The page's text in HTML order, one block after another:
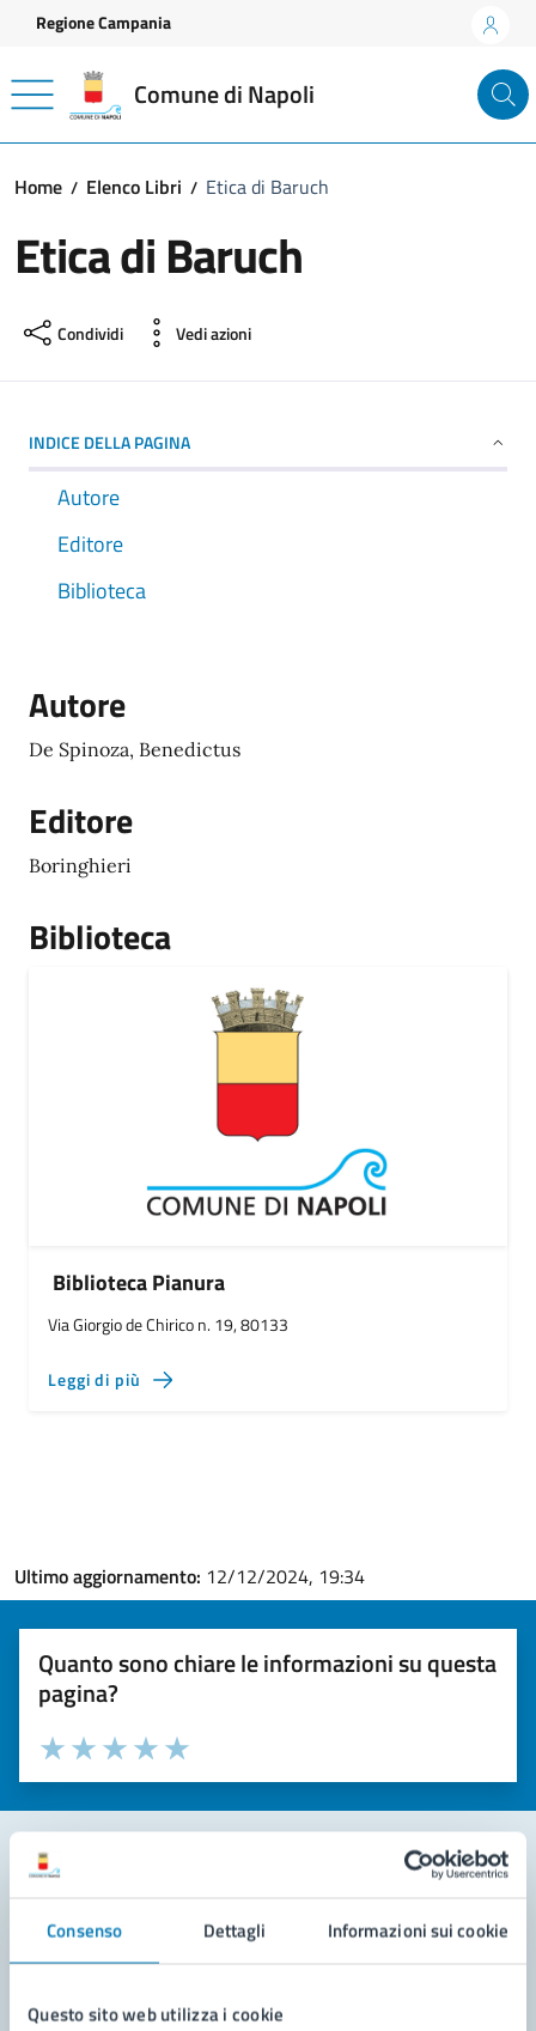
Consenso Dettagli Informazioni sui cookie
Questo sito web utilizza i cookie
Vai ai contenuti
Vai al footer
Regione Campania
Comune di Napoli
Home Elenco Libri Etica di Baruch
Etica di Baruch
Condividi Vedi azioni
INDICE DELLA PAGINA
Autore
Editore
Biblioteca
Autore
De Spinoza, Benedictus
Editore
Boringhieri
Biblioteca
Biblioteca Pianura
Via Giorgio de Chirico n. 19, 80133
Leggi di più
Ultimo aggiornamento: 12/12/2024, 19:34
Quanto sono chiare le informazioni su questa
pagina?
Valuta la chiarezza delle informazioni (da 1 a 5 stelle)
Seleziona il numero di stelle per valutare la chiarezza delle
Valuta 5 stelle su 5
Valuta 4 stelle su 5
Valuta 3 stelle su 5
Valuta 2 stelle su 5
Valuta 1 stelle su 5
Leggi le domande frequenti
Richiedi assistenza